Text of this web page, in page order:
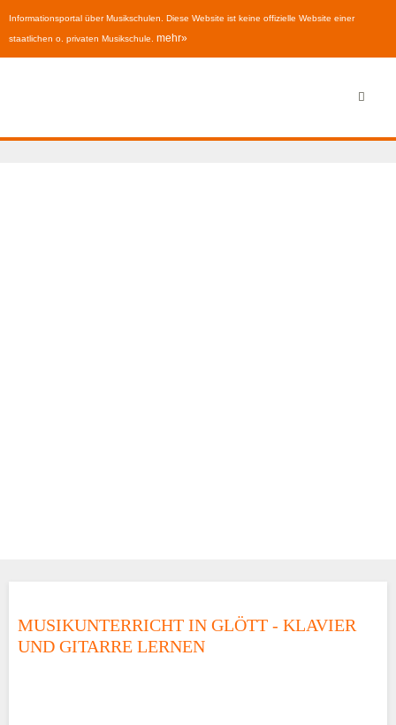
Informationsportal über Musikschulen. Diese Website ist keine offizielle Website einer
staatlichen o. privaten Musikschule. mehr»
MUSIKUNTERRICHT IN GLÖTT - KLAVIER
UND GITARRE LERNEN